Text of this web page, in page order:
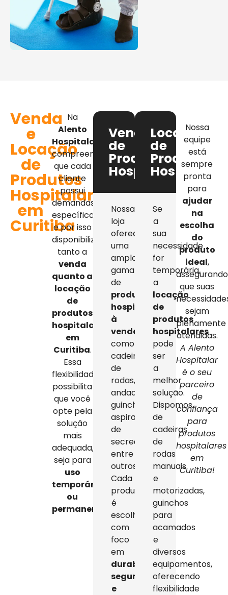
Venda
e
Locação
de
Produtos
Hospitalares
em
Curitiba
Na
Alento
Hospitalar
compreendemos
que cada
cliente
possui
demandas
específicas,
e por isso
disponibilizamos
tanto a
venda
quanto a
locação
de
produtos
hospitalares
em
Curitiba.
Essa
flexibilidade
possibilita
que você
opte pela
solução
mais
adequada,
seja para
uso
temporário
ou
permanente
Venda
de
Produtos
Hospitalares
Nossa
loja
oferece
uma
ampla
gama
de
produtos
hospitalares
à
venda
como
cadeiras
de
rodas,
andadores,
guinchos,
aspiradores
de
secreção,
entre
outros.
Cada
produto
é
escolhido
com
foco
em
durabilidade,
segurança
e
Locação
de
Produtos
Se
a
sua
necessidade
for
temporária,
a
locação
de
produtos
hospitalares
pode
ser
a
melhor
solução.
Dispomos
de
cadeiras
de
rodas
manuais
e
motorizadas,
guinchos
para
acamados
e
diversos
equipamentos,
oferecendo
flexibilidade
Nossa
equipe
está
sempre
pronta
para
ajudar
na
escolha
do
produto
ideal,
assegurando
que suas
sejam
plenamente
atendidas.
A Alento
Hospitalar
é o seu
parceiro
de
confiança
para
produtos
hospitalares
em
Curitiba!